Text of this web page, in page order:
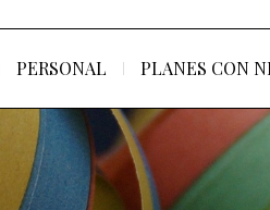
PERSONAL PLANES CON